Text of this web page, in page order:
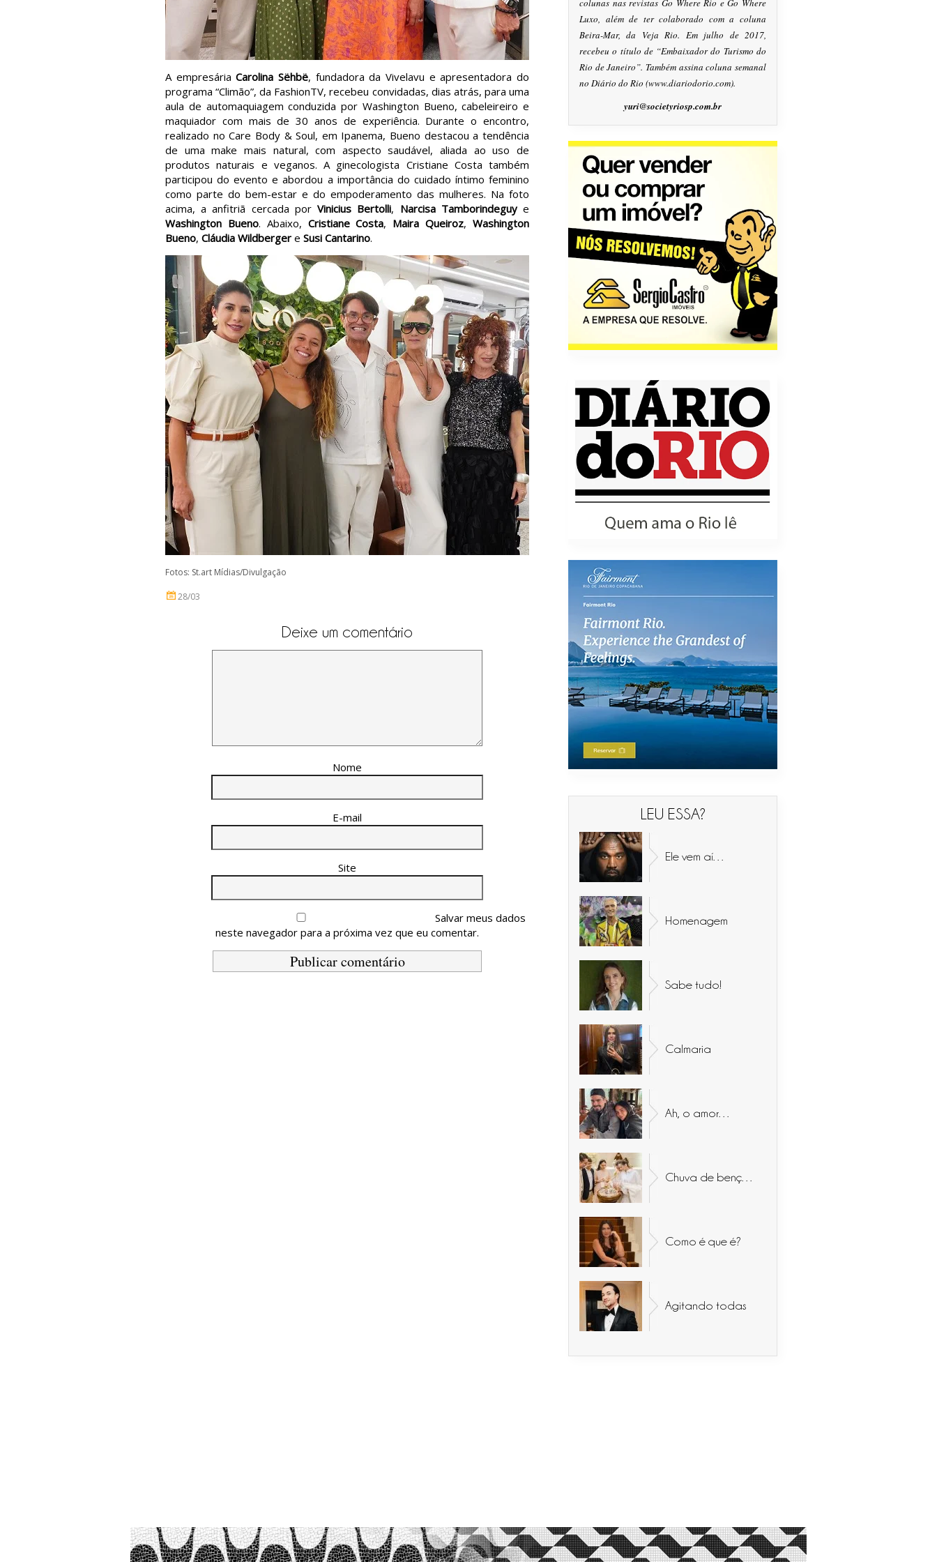
A empresáriaCarolina Sëhbë, fundadora da Vivelavu e apresentadora do
programa “Climão”, da FashionTV, recebeu convidadas, dias atrás, para uma
aula de automaquiagem conduzida por Washington Bueno, cabeleireiro e
maquiador com mais de 30 anos de experiência. Durante o encontro,
realizado no Care Body & Soul, em Ipanema, Bueno destacou a tendência
de uma make mais natural, com aspecto saudável, aliada ao uso de
produtos naturais e veganos. A ginecologista Cristiane Costa também
participou do evento e abordou a importância do cuidado íntimo feminino
como parte do bem-estar e do empoderamento das mulheres. Na foto
acima, a anfitriã cercada porVinicius Bertolli, Narcisa Tamborindeguye
Washington Bueno. Abaixo, Cristiane Costa, Maira Queiroz,Washington
Bueno, Cláudia Wildberger e Susi Cantarino.
Fotos: St.art Mídias/Divulgação
28/03
Deixe um comentário
Nome
E-mail
Site
Salvar meus dados
neste navegador para a próxima vez que eu comentar.
colunas nas revistas Go Where Rio e Go Where
Luxo, além de ter colaborado com a coluna
Beira-Mar, da Veja Rio. Em julho de 2017,
recebeu o título de “Embaixador do Turismo do
Rio de Janeiro”. Também assina coluna semanal
no Diário do Rio (www.diariodorio.com).
yuri@societyriosp.com.br
LEU ESSA?
Ele vem aí…
Homenagem
Sabe tudo!
Calmaria
Ah, o amor…
Como é que é?
Agitando todas